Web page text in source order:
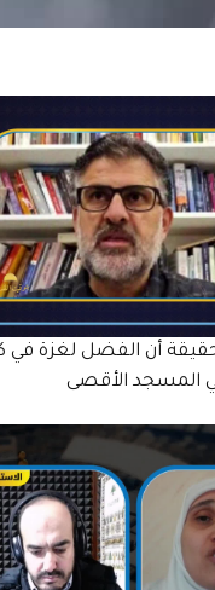
أن الفضل لغزة في
المسجد الأقصى